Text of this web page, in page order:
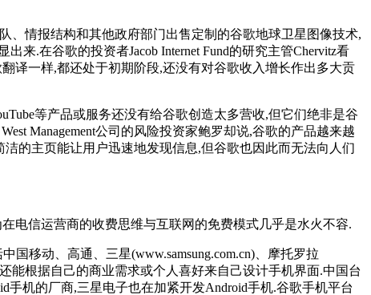
、情报结构和其他政府部门出售定制的谷歌地球卫星图像技术,
来.在谷歌的投资者Jacob Internet Fund的研究主管Chervitz看
译一样,都还处于初期阶段,还没有对谷歌收入增长作出多大贡
等产品或服务还没有给谷歌创造太多营收,但它们绝非是谷
Management公司的风险投资家鲍罗却说,谷歌的产品越来越
的主页能让用户迅速地发现信息,但谷歌也因此而无法向人们
电信运营商的收费思维与互联网的免费模式几乎是水火不容.
国移动、高通、三星(www.samsung.com.cn)、摩托罗拉
能根据自己的商业需求或个人喜好来自己设计手机界面.中国台
手机的厂商,三星电子也在加紧开发Android手机.谷歌手机平台